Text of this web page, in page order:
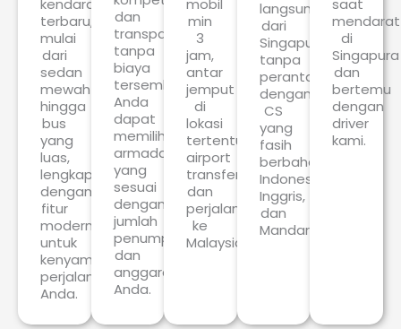
kendaraan
terbaru,
mulai
dari
sedan
mewah
hingga
bus
yang
luas,
lengkap
dengan
fitur
modern
untuk
kenyamanan
perjalanan
Anda.
dan
transparan,
tanpa
biaya
tersembunyi.
Anda
dapat
memilih
armada
yang
sesuai
dengan
jumlah
penumpang
dan
anggaran
Anda.
mobil
min
3
jam,
antar
jemput
di
lokasi
tertentu,
airport
transfer
dan
perjalanan
ke
Malaysia.
langsung
dari
Singapura
tanpa
perantara,
dengan
CS
yang
fasih
berbahasa
Indonesia,
Inggris,
dan
Mandarin.
saat
mendarat
di
Singapura
dan
bertemu
dengan
driver
kami.